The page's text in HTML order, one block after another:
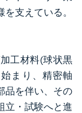
支えている。
工材料(球状黒
まり、精密軸
品を伴い、その
立・試験へと進